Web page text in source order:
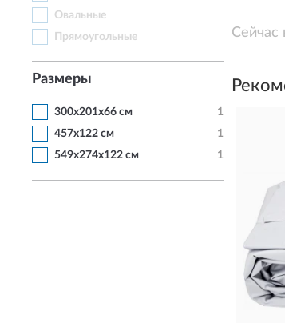
Овальные
Прямоугольные
Размеры
300х201х66 см
1
457х122 см
1
549х274х122 см
1
Сейчас